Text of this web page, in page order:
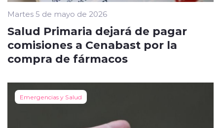
Martes 5 de mayo de 2026
Salud Primaria dejará de pagar
comisiones a Cenabast por la
compra de fármacos
Emergencias y Salud